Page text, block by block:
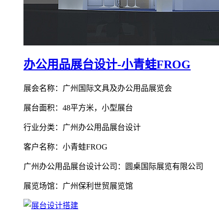
办公用品展台设计-小青蛙FROG
展会名称：广州国际文具及办公用品展览会
展台面积：48平方米，小型展台
行业分类：广州办公用品展台设计
客户名称：小青蛙FROG
广州办公用品展台设计公司：圆桌国际展览有限公司
展览场馆：广州保利世贸展览馆